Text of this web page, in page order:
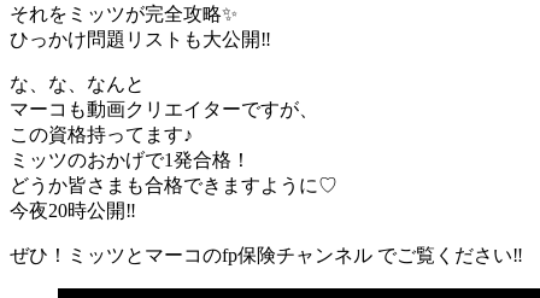
それをミッツが完全攻略✨
ひっかけ問題リストも大公開‼︎
な、な、なんと
マーコも動画クリエイターですが、
この資格持ってます♪
ミッツのおかげで1発合格！
どうか皆さまも合格できますように♡
今夜20時公開‼︎
ぜひ！ミッツとマーコのfp保険チャンネル でご覧ください‼︎